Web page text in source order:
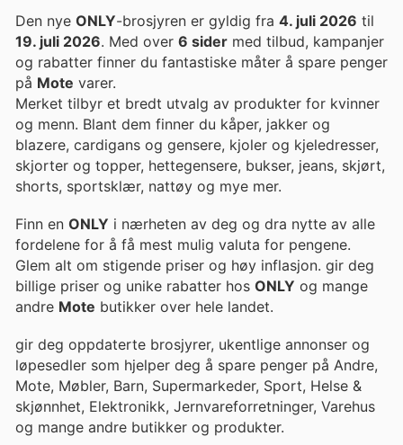
Den nye ONLY-brosjyren er gyldig fra 4. juli 2026 til
19. juli 2026. Med over 6 sider med tilbud, kampanjer
og rabatter finner du fantastiske måter å spare penger
på Mote varer.
Merket tilbyr et bredt utvalg av produkter for kvinner
og menn. Blant dem finner du kåper, jakker og
blazere, cardigans og gensere, kjoler og kjeledresser,
skjorter og topper, hettegensere, bukser, jeans, skjørt,
shorts, sportsklær, nattøy og mye mer.
Finn en ONLY i nærheten av deg og dra nytte av alle
fordelene for å få mest mulig valuta for pengene.
Glem alt om stigende priser og høy inflasjon. gir deg
billige priser og unike rabatter hos ONLY og mange
andre Mote butikker over hele landet.
gir deg oppdaterte brosjyrer, ukentlige annonser og
løpesedler som hjelper deg å spare penger på Andre,
Mote, Møbler, Barn, Supermarkeder, Sport, Helse &
skjønnhet, Elektronikk, Jernvareforretninger, Varehus
og mange andre butikker og produkter.